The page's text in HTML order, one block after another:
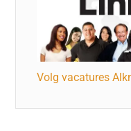
Volg vacatures